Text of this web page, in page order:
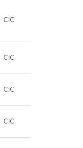
CIC
CIC
CIC
CIC